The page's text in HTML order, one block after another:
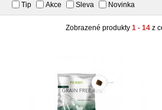
Tip
Akce Sleva Novinka
Zobrazené produkty 1 - 14 z